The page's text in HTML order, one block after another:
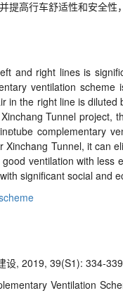
提高行车舒适性和安全性
and right lines is
ventilation
in the right line is diluted
Tunnel project,
complementary
Tunnel, it can
ventilation with less
significant social and
设, 2019, 39(S1): 334-
Ventilation